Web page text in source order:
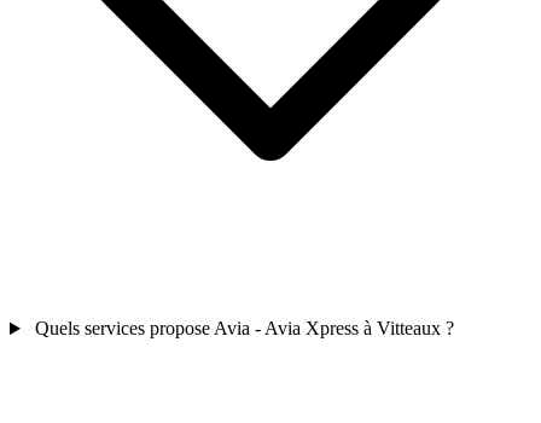
Quels services propose Avia - Avia Xpress à Vitteaux ?